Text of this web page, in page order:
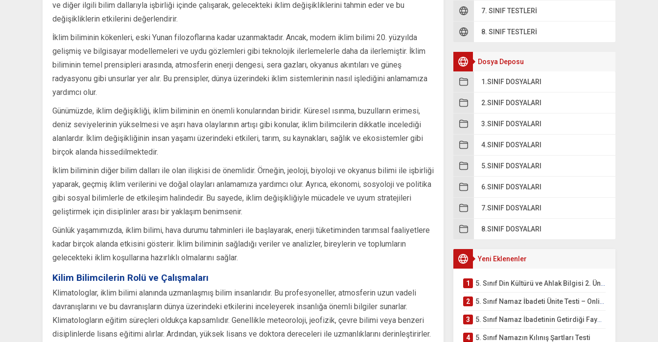
7. SINIF TESTLERI
8. SINIF TESTLERI
Dosya Deposu
1.SINIF DOSYALARI
2.SINIF DOSYALARI
3.SINIF DOSYALARI
4.SINIF DOSYALARI
5.SINIF DOSYALARI
6.SINIF DOSYALARI
7.SINIF DOSYALARI
8.SINIF DOSYALARI
Yeni Eklenenler
1 5. Sınıf Din Kültürü ve Ahlak Bilgisi 2. Ünite: Namaz İbadeti Çalışmaları
2 5. Sınıf Namaz İbadeti Ünite Testi – Online Çöz
3 5. Sınıf Namaz İbadetinin Getirdiği Faydalar Testi
4 5. Sınıf Namazın Kılınış Şartları Testi
ve diğer ilgili bilim dallarıyla işbirliği içinde çalışarak, gelecekteki iklim değişikliklerini tahmin eder ve bu
değişikliklerin etkilerini değerlendirir.
İklim biliminin kökenleri, eski Yunan filozoflarına kadar uzanmaktadır. Ancak, modern iklim bilimi 20. yüzyılda
gelişmiş ve bilgisayar modellemeleri ve uydu gözlemleri gibi teknolojik ilerlemelerle daha da ilerlemiştir. İklim
biliminin temel prensipleri arasında, atmosferin enerji dengesi, sera gazları, okyanus akıntıları ve güneş
radyasyonu gibi unsurlar yer alır. Bu prensipler, dünya üzerindeki iklim sistemlerinin nasıl işlediğini anlamamıza
yardımcı olur.
Günümüzde, iklim değişikliği, iklim biliminin en önemli konularından biridir. Küresel ısınma, buzulların erimesi,
deniz seviyelerinin yükselmesi ve aşırı hava olaylarının artışı gibi konular, iklim bilimcilerin dikkatle incelediği
alanlardır. İklim değişikliğinin insan yaşamı üzerindeki etkileri, tarım, su kaynakları, sağlık ve ekosistemler gibi
birçok alanda hissedilmektedir.
İklim biliminin diğer bilim dalları ile olan ilişkisi de önemlidir. Örneğin, jeoloji, biyoloji ve okyanus bilimi ile işbirliği
yaparak, geçmiş iklim verilerini ve doğal olayları anlamamıza yardımcı olur. Ayrıca, ekonomi, sosyoloji ve politika
gibi sosyal bilimlerle de etkileşim halindedir. Bu sayede, iklim değişikliğiyle mücadele ve uyum stratejileri
geliştirmek için disiplinler arası bir yaklaşım benimsenir.
Günlük yaşamımızda, iklim bilimi, hava durumu tahminleri ile başlayarak, enerji tüketiminden tarımsal faaliyetlere
kadar birçok alanda etkisini gösterir. İklim biliminin sağladığı veriler ve analizler, bireylerin ve toplumların
gelecekteki iklim koşullarına hazırlıklı olmalarını sağlar.
Kilim Bilimcilerin Rolü ve Çalışmaları
Klimatologlar, iklim bilimi alanında uzmanlaşmış bilim insanlarıdır. Bu profesyoneller, atmosferin uzun vadeli
davranışlarını ve bu davranışların dünya üzerindeki etkilerini inceleyerek insanlığa önemli bilgiler sunarlar.
Klimatologların eğitim süreçleri oldukça kapsamlıdır. Genellikle meteoroloji, jeofizik, çevre bilimi veya benzeri
disiplinlerde lisans eğitimi alırlar. Ardından, yüksek lisans ve doktora dereceleri ile uzmanlıklarını derinleştirirler.